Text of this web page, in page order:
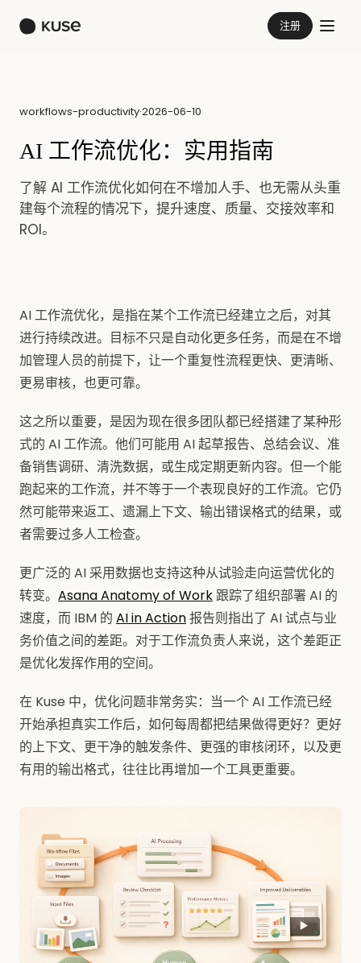
注册
workflows-productivity·2026-06-10
AI 工作流优化：实用指南
了解 AI 工作流优化如何在不增加人手、也无需从头重
建每个流程的情况下，提升速度、质量、交接效率和
ROI。
AI 工作流优化，是指在某个工作流已经建立之后，对其
进行持续改进。目标不只是自动化更多任务，而是在不增
加管理人员的前提下，让一个重复性流程更快、更清晰、
更易审核，也更可靠。
这之所以重要，是因为现在很多团队都已经搭建了某种形
式的 AI 工作流。他们可能用 AI 起草报告、总结会议、准
备销售调研、清洗数据，或生成定期更新内容。但一个能
跑起来的工作流，并不等于一个表现良好的工作流。它仍
然可能带来返工、遗漏上下文、输出错误格式的结果，或
者需要过多人工检查。
更广泛的 AI 采用数据也支持这种从试验走向运营优化的
转变。 Asana Anatomy of Work跟踪了组织部署 AI 的
速度，而 IBM 的 AI in Action报告则指出了 AI 试点与业
务价值之间的差距。对于工作流负责人来说，这个差距正
是优化发挥作用的空间。
在 Kuse 中，优化问题非常务实：当一个 AI 工作流已经
开始承担真实工作后，如何每周都把结果做得更好？更好
的上下文、更干净的触发条件、更强的审核闭环，以及更
有用的输出格式，往往比再增加一个工具更重要。